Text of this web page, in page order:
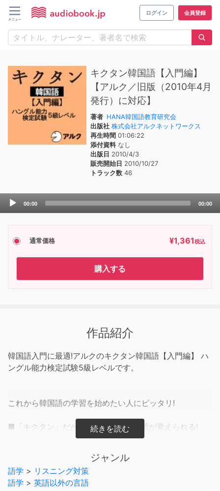
ログイン 会員登録
キクタン韓国語【入門編】
【アルク／旧版（2010年4月
発行）に対応】
著者 HANA韓国語教育研究会
出版社 株式会社アルクネットワークス
再生時間 01:06:22
添付資料なし
出版日 2010/4/3
販売開始日 2010/10/27
トラック数 46
Audio
00:00 00:00
通常価格 ¥1,361税込
購入する
作品紹介
韓国語入門に最適!アルクのキクタン韓国語【入門編】 ハ
ングル能力検定試験5級レベルです。
これから韓国語の学習を始めたい人にピッタリ!
■「キクタン」だから、聞くだけで単語が覚えられる!
本コンテンツでは、ハングル能力検定試験の最初の級であ
身近な物、数の数え方、時、方向、1日の動作、基本的な
形容詞や副詞など)。
これらを1日12語ずつ、5週間で効率的に身に付けること
ジャンル
語学 > リスニング対策
語学 > 英語以外の言語